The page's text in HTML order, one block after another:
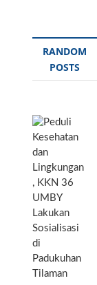
RANDOM
POSTS